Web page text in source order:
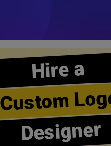
Hire a
Custom
Designer